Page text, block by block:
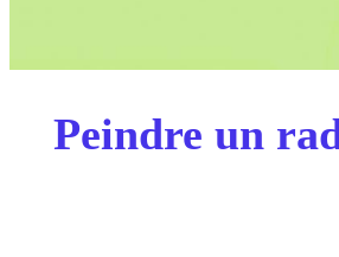
Peindre un